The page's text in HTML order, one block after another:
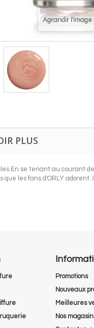
Agrandir l'image
PLUS
En se tenant au courant
que les fans d'ORLY
Promotions
Nouveaux
Meilleures
Nos